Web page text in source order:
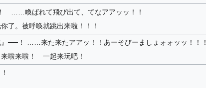
……喚ばれて飛び出て、てなアアッッ！！
了。被呼唤就跳出来啦！！！
』──！ ……来た来たアアッ！！あーそびーましょォォッッ！！！
啦来啦！ 一起来玩吧！